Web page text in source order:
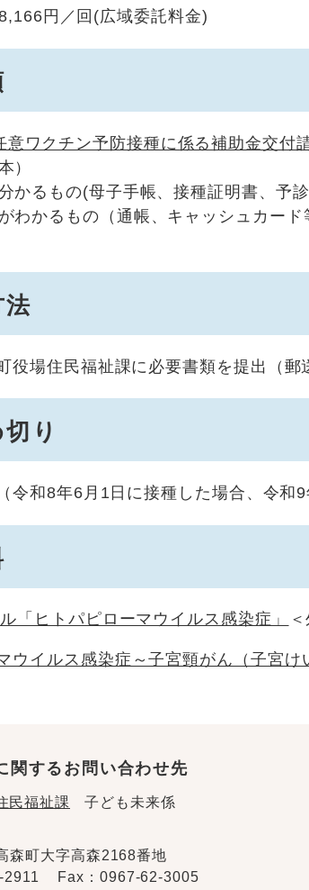
円／回(広域委託料金)
意ワクチン予防接種に係る補助金交付
）
かるもの(母子手帳、接種証明書、予
わかるもの（通帳、キャッシュカード
役場住民福祉課に必要書類を提出（郵
り
令和8年6月1日に接種した場合、令和9
「ヒトパピローマウイルス感染症」
ウイルス感染症～子宮頸がん（子宮け
関するお問い合わせ先
民福祉課 子ども未来係
森町大字高森2168番地
2911
Fax：0967-62-3005